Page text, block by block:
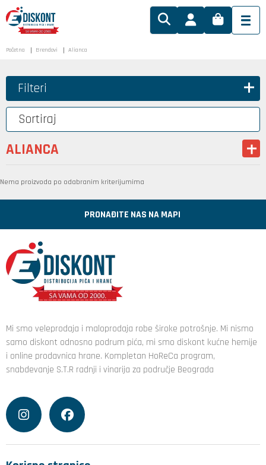
Početna Brendovi Alianca
Filteri
Sortiraj
ALIANCA
Nema proizvoda po odabranim kriterijumima
PRONAĐITE NAS NA MAPI
Mi smo veleprodaja i maloprodaja robe široke potrošnje. Mi nismo
samo diskont odnosno podrum pića, mi smo diskont kućne hemije
i online prodavnica hrane. Kompletan HoReCa program,
snabdevanje S.T.R radnji i vinarija za područje Beograda